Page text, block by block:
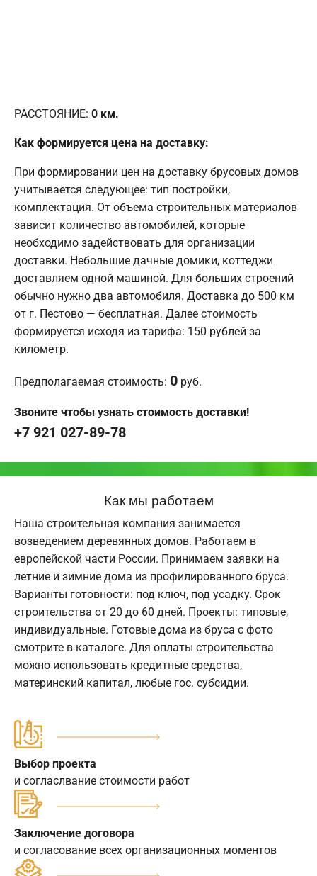
РАССТОЯНИЕ: 0 км.
Как формируется цена на доставку:
При формировании цен на доставку брусовых домов
учитывается следующее: тип постройки,
комплектация. От объема строительных материалов
зависит количество автомобилей, которые
необходимо задействовать для организации
доставки. Небольшие дачные домики, коттеджи
доставляем одной машиной. Для больших строений
обычно нужно два автомобиля. Доставка до 500 км
от г. Пестово — бесплатная. Далее стоимость
формируется исходя из тарифа: 150 рублей за
километр.
Предполагаемая стоимость: 0 руб.
Звоните чтобы узнать стоимость доставки!
+7 921 027-89-78
Как мы работаем
Наша строительная компания занимается
возведением деревянных домов. Работаем в
европейской части России. Принимаем заявки на
летние и зимние дома из профилированного бруса.
Варианты готовности: под ключ, под усадку. Срок
строительства от 20 до 60 дней. Проекты: типовые,
индивидуальные. Готовые дома из бруса с фото
смотрите в каталоге. Для оплаты строительства
можно использовать кредитные средства,
материнский капитал, любые гос. субсидии.
Выбор проекта
и согласлвание стоимости работ
Заключение договора
и согласование всех организационных моментов